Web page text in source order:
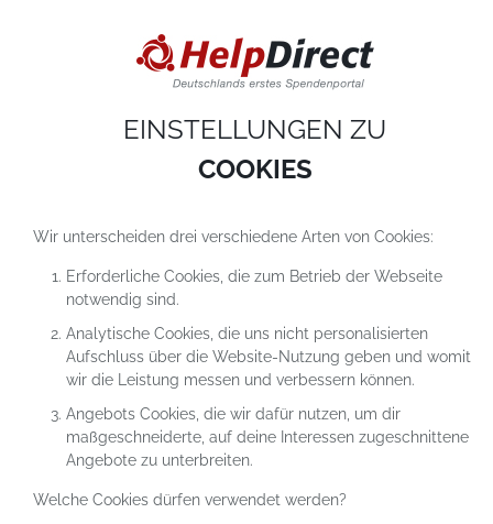
Cookies sind kleine Textdateien, die auf einem Computer heruntergeladen
sobald du unsere Website nutzt. Cookies setzen wir hauptsächlich dazu ein,
du unser Angebot richtig nutzen kannst. Mehr erfährst du in
EINSTELLUNGEN ZU
COOKIES
Wir unterscheiden drei verschiedene Arten von Cookies:
Erforderliche Cookies, die zum Betrieb der Webseite
notwendig sind.
Analytische Cookies, die uns nicht personalisierten
Aufschluss über die Website-Nutzung geben und womit
wir die Leistung messen und verbessern können.
Angebots Cookies, die wir dafür nutzen, um dir
maßgeschneiderte, auf deine Interessen zugeschnittene
Angebote zu unterbreiten.
Welche Cookies dürfen verwendet werden?